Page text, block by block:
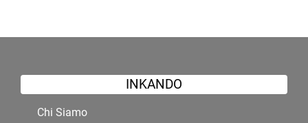
INKANDO
Chi Siamo